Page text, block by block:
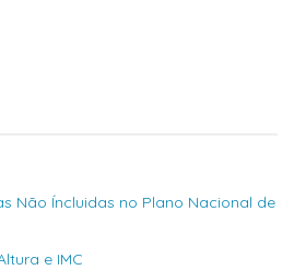
Não Íncluidas no Plano Nacional de
e IMC